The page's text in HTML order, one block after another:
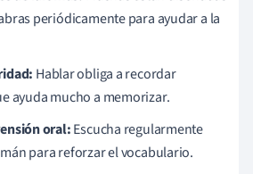
periódicamente para ayudar a la
Hablar obliga a recordar
ayuda mucho a memorizar.
oral:Escucha regularmente
para reforzar el vocabulario.